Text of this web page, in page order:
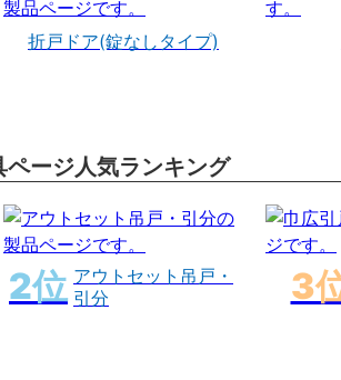
折戸ドア(錠なしタイプ)
ージ人気ランキング
アウトセット吊戸・
引分